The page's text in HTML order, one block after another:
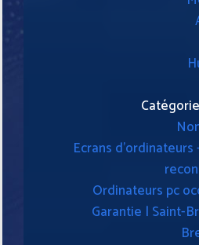
Ecrans
Ordinateurs pc
Garantie | Saint-